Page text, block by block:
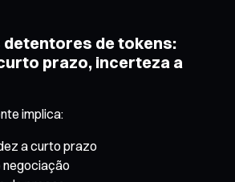
detentores de tokens:
prazo, incerteza a
implica:
a curto prazo
negociação